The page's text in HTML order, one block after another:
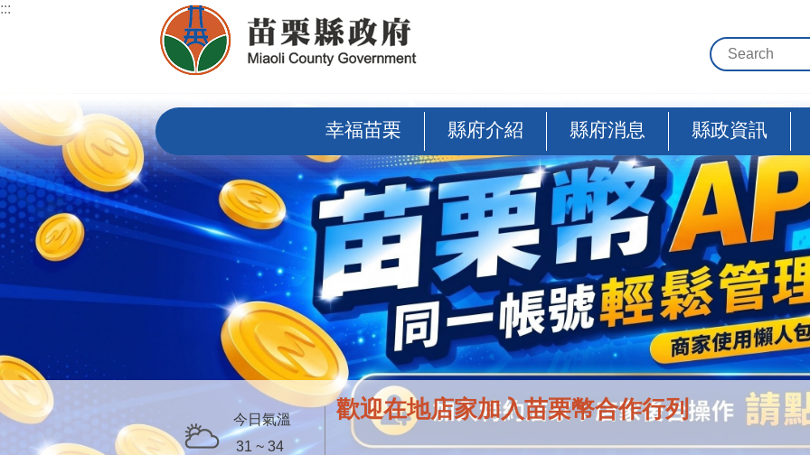
跳到主要內容區塊
:::
幸福苗栗 縣府介紹 縣府消息 縣政資訊
歡迎在地店家加入苗栗幣合作行列
今日氣溫
31 ~ 34